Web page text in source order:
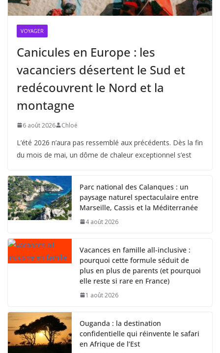
VOYAGER
Canicules en Europe : les
vacanciers désertent le Sud et
redécouvrent le Nord et la
montagne
6 août 2026 Chloé
L’été 2026 n’aura pas ressemblé aux précédents. Dès la fin
du mois de mai, un dôme de chaleur exceptionnel s’est
Parc national des Calanques : un
paysage naturel spectaculaire entre
Marseille, Cassis et la Méditerranée
4 août 2026
Vacances en famille all-inclusive :
pourquoi cette formule séduit de
plus en plus de parents (et pourquoi
elle reste si rare en France)
1 août 2026
Ouganda : la destination
confidentielle qui réinvente le safari
en Afrique de l’Est